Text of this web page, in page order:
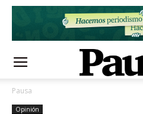
Pausa
Opinión